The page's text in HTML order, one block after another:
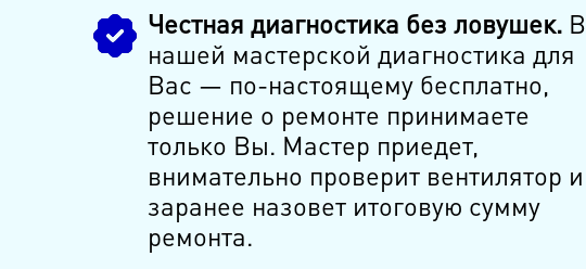
Честная диагностика без ловушек.В
нашей мастерской диагностика для
Вас — по-настоящему бесплатно,
решение о ремонте принимаете
только Вы. Мастер приедет,
внимательно проверит вентилятор и
заранее назовет итоговую сумму
ремонта.